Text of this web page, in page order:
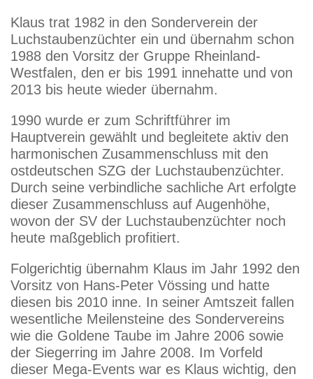
Klaus trat 1982 in den Sonderverein der
Luchstaubenzüchter ein und übernahm schon
1988 den Vorsitz der Gruppe Rheinland-
Westfalen, den er bis 1991 innehatte und von
2013 bis heute wieder übernahm.
1990 wurde er zum Schriftführer im
Hauptverein gewählt und begleitete aktiv den
harmonischen Zusammenschluss mit den
ostdeutschen SZG der Luchstaubenzüchter.
Durch seine verbindliche sachliche Art erfolgte
dieser Zusammenschluss auf Augenhöhe,
wovon der SV der Luchstaubenzüchter noch
heute maßgeblich profitiert.
Folgerichtig übernahm Klaus im Jahr 1992 den
Vorsitz von Hans-Peter Vössing und hatte
diesen bis 2010 inne. In seiner Amtszeit fallen
wesentliche Meilensteine des Sondervereins
wie die Goldene Taube im Jahre 2006 sowie
der Siegerring im Jahre 2008. Im Vorfeld
dieser Mega-Events war es Klaus wichtig, den